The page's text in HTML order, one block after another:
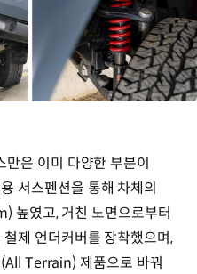
은 이미 다양한 부분이
서스펜션을 통해 차체의
높였고, 거친 노면으로부터
제 언더커버를 장착했으며,
Terrain) 제품으로 바꿔